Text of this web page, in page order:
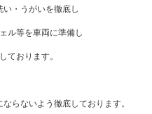
・うがいを徹底し
ル等を車両に準備し
ております。
らないよう徹底しております。